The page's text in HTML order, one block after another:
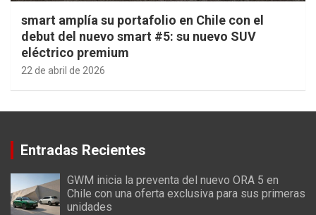
smart amplía su portafolio en Chile con el
debut del nuevo smart #5: su nuevo SUV
eléctrico premium
22 de abril de 2026
Entradas Recientes
GWM inicia la preventa del nuevo ORA 5 en
Chile con una oferta exclusiva para sus primeras
unidades